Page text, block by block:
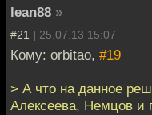
lean88 »
#21 | 25.07.13 15:07
Кому: orbitao, #19
> А что на данное
Алексеева, Немцов и